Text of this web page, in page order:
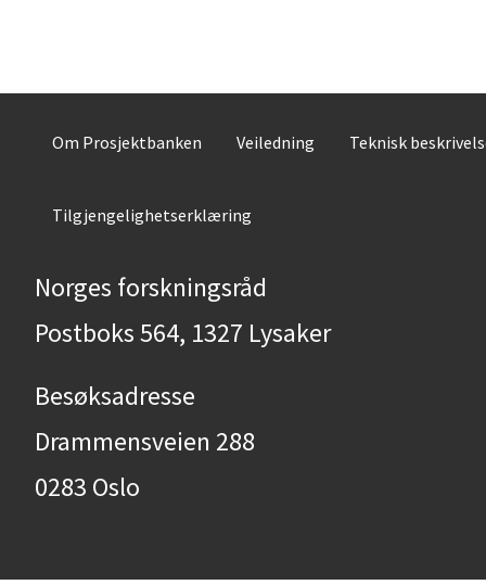
Om Prosjektbanken Veiledning Teknisk
Tilgjengelighetserklæring
Norges forskningsråd
Postboks 564, 1327 Lysaker
Besøksadresse
Drammensveien 288
0283 Oslo